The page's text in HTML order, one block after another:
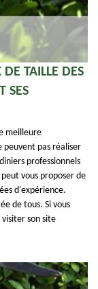
TAILLE DES
SES
meilleure
peuvent pas réaliser
professionnels
vous proposer de
d'expérience.
de tous. Si vous
son site